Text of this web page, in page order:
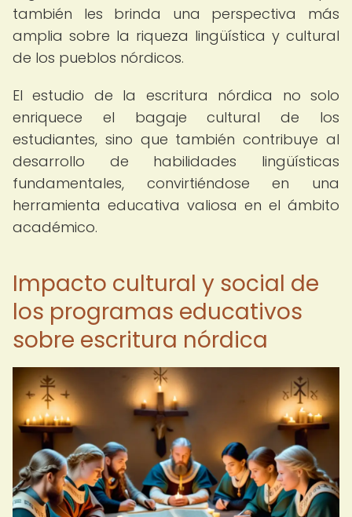
también les brinda una perspectiva más
amplia sobre la riqueza lingüística y cultural
de los pueblos nórdicos.
El estudio de la escritura nórdica no solo
enriquece el bagaje cultural de los
estudiantes, sino que también contribuye al
desarrollo de habilidades lingüísticas
fundamentales, convirtiéndose en una
herramienta educativa valiosa en el ámbito
académico.
Impacto cultural y social de
los programas educativos
sobre escritura nórdica